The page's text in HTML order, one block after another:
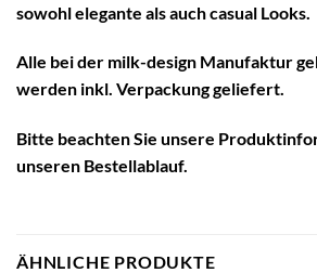
sowohl elegante als auch casual Looks.
Alle bei der milk-design Manufaktur
werden inkl. Verpackung geliefert.
Bitte beachten Sie unsere
unseren Bestellablauf.
ÄHNLICHE PRODUKTE